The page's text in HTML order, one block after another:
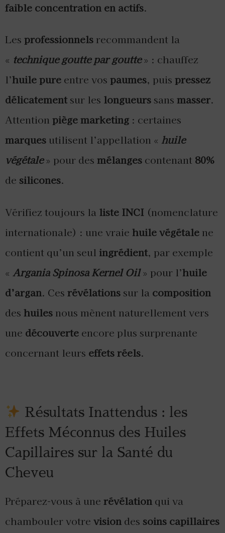
faible concentration en actifs.
Les professionnels recommandent la
« technique goutte par goutte» : chauffez
l’huile pure entre vos paumes, puis pressez
délicatementsur les longueurssans masser.
Attention piège marketing : certaines
marques utilisent l’appellation « huile
végétale» pour des mélanges contenant 80%
de silicones.
Vérifiez toujours la liste INCI (nomenclature
internationale) : une vraie huile végétale ne
contient qu’un seul ingrédient, par exemple
« Argania Spinosa Kernel Oil» pour l’huile
d’argan. Ces révélationssur la composition
des huiles nous mènent naturellement vers
une découverte encore plus surprenante
concernant leurs effets réels.
Résultats Inattendus : les
Effets Méconnus des Huiles
Capillaires sur la Santé du
Cheveu
Préparez-vous à une révélation qui va
chambouler votre vision des soins capillaires